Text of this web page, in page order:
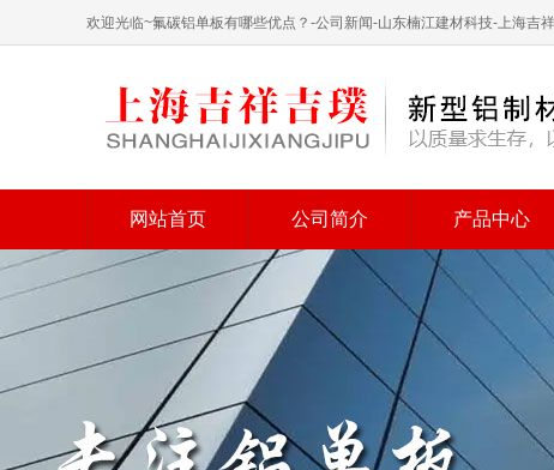
欢迎光临~氟碳铝单板有哪些优点？-公司新闻-山东楠江建材科技-上海吉
网站首页 公司简介 产品中心